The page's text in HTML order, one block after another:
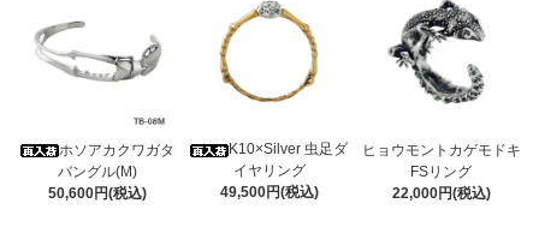
ホソアカクワガタ
バングル(M)
50,600円(税込)
K10×Silver 虫足ダ
イヤリング
49,500円(税込)
ヒョウモントカゲモドキ
FSリング
22,000円(税込)